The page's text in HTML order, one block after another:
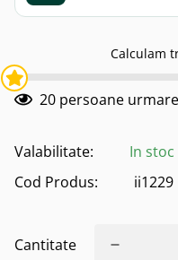
Calculam
20 persoane
Valabilitate:
In stoc
Cod Produs:
ii1229
Cantitate